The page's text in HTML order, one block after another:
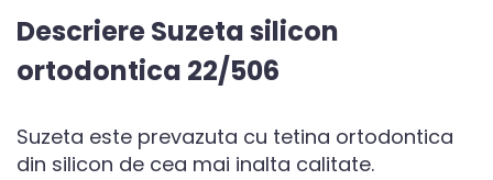
Descriere Suzeta silicon
ortodontica 22/506
Suzeta este prevazuta cu tetina ortodontica
din silicon de cea mai inalta calitate.